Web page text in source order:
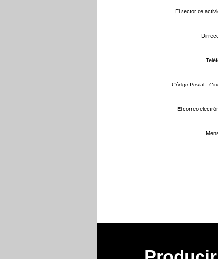
El sector de
Código Postal -
El correo